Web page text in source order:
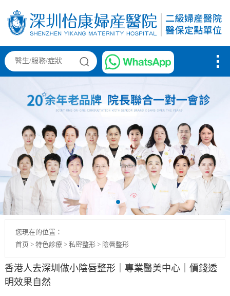
您現在的位置：
首页 > 特色診療> 私密整形> 陰唇整形
香港人去深圳做小陰唇整形｜專業醫美中心｜價錢透
明效果自然